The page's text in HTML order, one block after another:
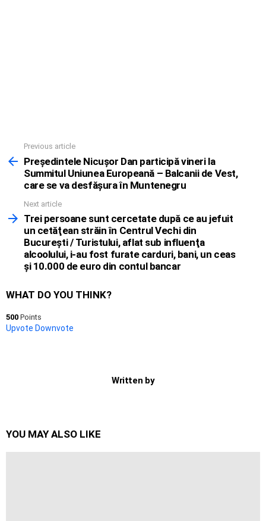
more
Previous article
Preşedintele Nicuşor Dan participă vineri la
Summitul Uniunea Europeană – Balcanii de Vest,
care se va desfăşura în Muntenegru
Next article
Trei persoane sunt cercetate după ce au jefuit
un cetăţean străin în Centrul Vechi din
Bucureşti / Turistului, aflat sub influenţa
alcoolului, i-au fost furate carduri, bani, un ceas
şi 10.000 de euro din contul bancar
WHAT DO YOU THINK?
500 Points
Upvote Downvote
Written by
YOU MAY ALSO LIKE